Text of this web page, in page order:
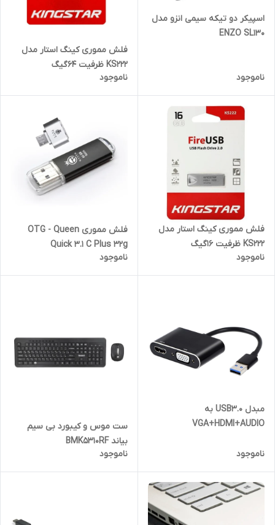
اسپیکر دو تیکه سیمی انزو مدل
ENZO SL130
ناموجود
فلش مموری کینگ استار مدل
KS222 ظرفیت 64گیگ
ناموجود
فلش مموری کینگ استار مدل
KS222 ظرفیت 16گیگ
ناموجود
فلش مموری OTG - Queen
Quick 3.1 C Plus 32g
ناموجود
مبدل USB3.0 به
VGA+HDMI+AUDIO
ناموجود
ست موس و کیبورد بی سیم
بیاند BMK5310RF
ناموجود